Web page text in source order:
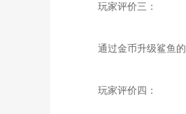
玩家评价三：
通过金币升级鲨鱼的
玩家评价四：